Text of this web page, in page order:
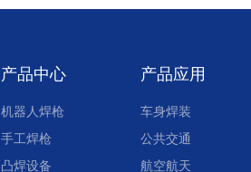
产品中心
机器人焊枪
手工焊枪
凸焊设备
产品应用
车身焊装
公共交通
航空航天